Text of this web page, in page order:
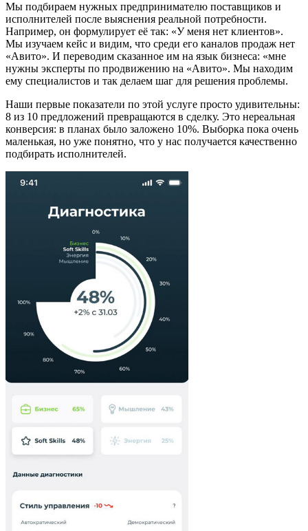
Мы подбираем нужных предпринимателю поставщиков и
исполнителей после выяснения реальной потребности.
Например, он формулирует её так: «У меня нет клиентов».
Мы изучаем кейс и видим, что среди его каналов продаж нет
«Авито». И переводим сказанное им на язык бизнеса: «мне
нужны эксперты по продвижению на «Авито». Мы находим
ему специалистов и так делаем шаг для решения проблемы.
Наши первые показатели по этой услуге просто удивительны:
8 из 10 предложений превращаются в сделку. Это нереальная
конверсия: в планах было заложено 10%. Выборка пока очень
маленькая, но уже понятно, что у нас получается качественно
подбирать исполнителей.